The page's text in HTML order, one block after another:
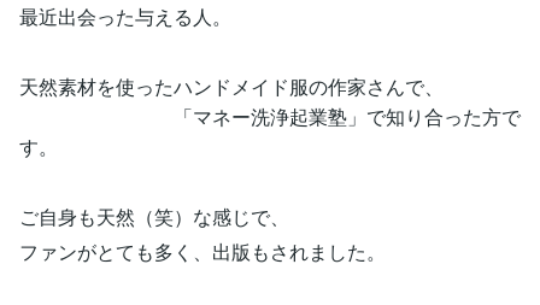
最近出会った与える人。
天然素材を使ったハンドメイド服の作家さんで、
「マネー洗浄起業塾」で知り合った方で
す。
ご自身も天然（笑）な感じで、
ファンがとても多く、出版もされました。